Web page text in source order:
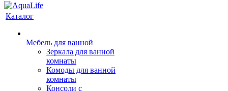
Каталог
Мебель для ванной
Зеркала для ванной
комнаты
Комоды для ванной
комнаты
Консоли с